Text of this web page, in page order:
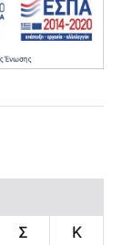
Σ Κ